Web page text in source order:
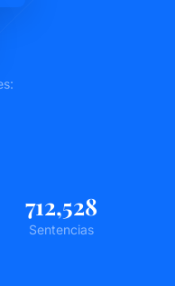
712,528
Sentencias